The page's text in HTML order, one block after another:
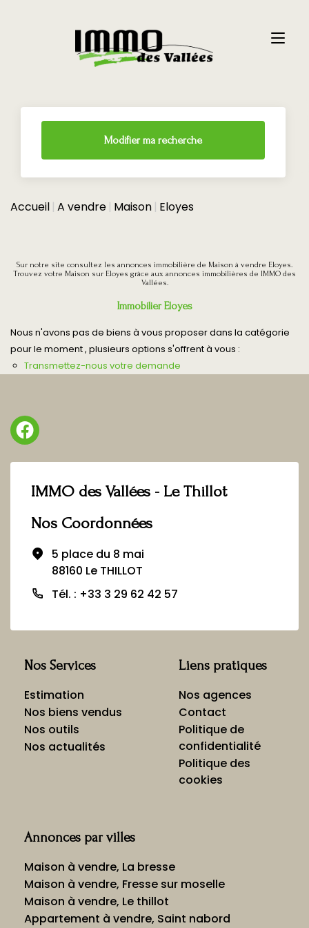
Modifier ma recherche
Accueil A vendre Maison Eloyes
Sur notre site consultez les annonces immobilière de Maison à vendre Eloyes.
Trouvez votre Maison sur Eloyes grâce aux annonces immobilières de IMMO des
Vallées.
Immobilier Eloyes
Nous n'avons pas de biens à vous proposer dans la catégorie
pour le moment , plusieurs options s'offrent à vous :
Transmettez-nous votre demande
IMMO des Vallées - Le Thillot
Nos Coordonnées
5 place du 8 mai
88160 Le THILLOT
Tél. : +33 3 29 62 42 57
Nos Services
Estimation
Nos biens vendus
Nos outils
Nos actualités
Liens pratiques
Nos agences
Contact
Politique de
confidentialité
Politique des
cookies
Annonces par villes
Maison à vendre, La bresse
Maison à vendre, Fresse sur moselle
Maison à vendre, Le thillot
Appartement à vendre, Saint nabord